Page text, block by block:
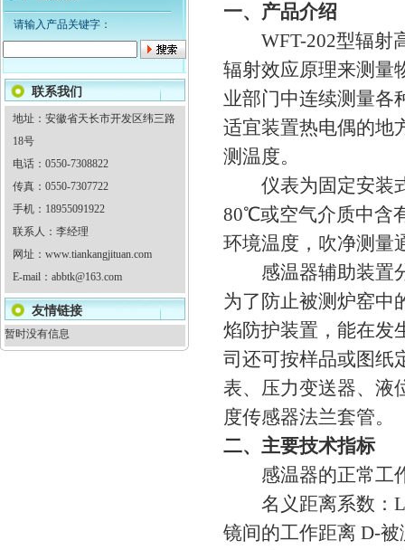
请输入产品关键字：
联系我们
地址：安徽省天长市开发区纬三路
18号
电话：0550-7308822
传真：0550-7307722
手机：18955091922
联系人：李经理
网址： www.tiankangjituan.com
E-mail： abbtk@163.com
友情链接
暂时没有信息
一、产品介绍
WFT-202型辐射高
辐射效应原理来测量
业部门中连续测量各
适宜装置热电偶的地
测温度。
仪表为固定安装式
80℃或空气介质中含
环境温度，吹净测量
感温器辅助装置分
为了防止被测炉窑中
焰防护装置，能在发
司还可按样品或图纸
表、压力变送器、液
度传感器法兰套管。
二、主要技术指标
感温器的正常工
名义距离系数：L/
镜间的工作距离 D-